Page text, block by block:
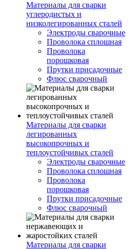
Материалы для сварки
углеродистых и
низколегированных сталей
Электроды сварочные
Проволока сплошная
Проволока
порошковая
Прутки присадочные
Флюс сварочный
Материалы для сварки
легированных
высокопрочных и
теплоустойчивых сталей
Электроды сварочные
Проволока сплошная
Проволока
порошковая
Прутки присадочные
Флюс сварочный
Материалы для сварки